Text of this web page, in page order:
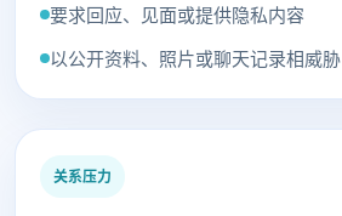
要求回应、见面或提供隐私内容
以公开资料、照片或聊天记录相威胁
关系压力